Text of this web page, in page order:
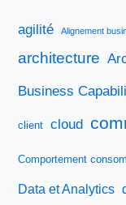
agilité Alignement
architecture
Business
client cloud
Comportement
Data et Analytics